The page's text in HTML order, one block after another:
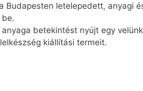
Budapesten letelepedett, anyagi
be.
betekintést nyújt egy
kiállítási termeit.